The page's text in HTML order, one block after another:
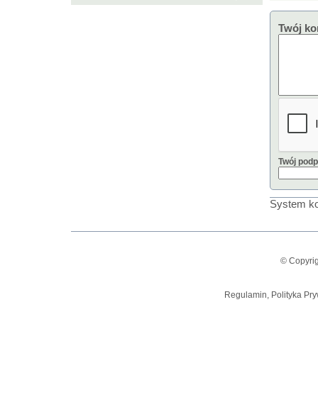
Twój
Twój
System
©
Regulamin, Polityka